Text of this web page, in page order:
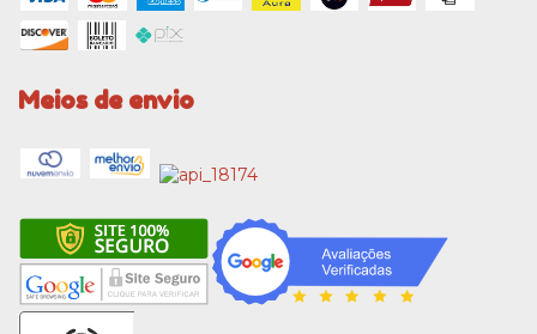
Meios de envio